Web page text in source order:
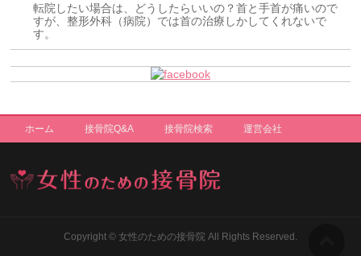
転院したい場合は、どうしたらいいの？首と手首が痛いので
すが、整形外科（病院）では首の治療しかしてくれないで
す。
ホーム 接骨院Q&A 接骨院検索 運営会社
Copyright © 女性のための接骨院All Rights Reserved.